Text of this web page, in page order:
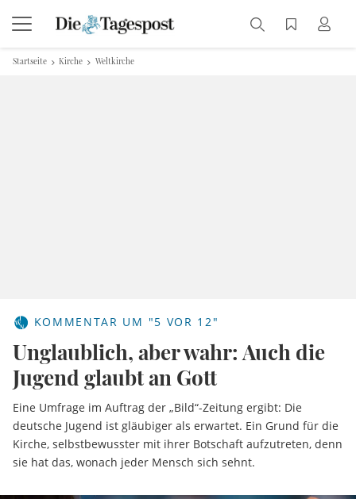
Startseite Kirche Weltkirche
KOMMENTAR UM "5 VOR 12"
Unglaublich, aber wahr: Auch die
Jugend glaubt an Gott
Eine Umfrage im Auftrag der „Bild“-Zeitung ergibt: Die
deutsche Jugend ist gläubiger als erwartet. Ein Grund für die
Kirche, selbstbewusster mit ihrer Botschaft aufzutreten, denn
sie hat das, wonach jeder Mensch sich sehnt.